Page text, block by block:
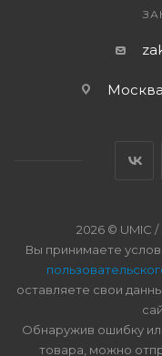
2026 © UMIC
Вы принимаете
оставляете свои
Обнаружив ошибку
товара, можно